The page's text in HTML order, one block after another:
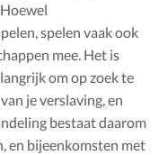
spelen vaak ook
mee. Het is
om op zoek te
je verslaving, en
bestaat daarom
en bijeenkomsten met